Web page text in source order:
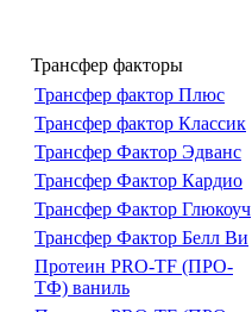
Трансфер факторы
Трансфер фактор Плюс
Трансфер фактор Классик
Трансфер Фактор Эдванс
Трансфер Фактор Кардио
Трансфер Фактор Глюкоуч
Трансфер Фактор Белл Ви
Протеин PRO-TF (ПРО-
ТФ) ваниль